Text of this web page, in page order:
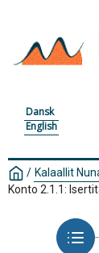
Dansk
English
/ Kalaallit
Konto 2.1.1: